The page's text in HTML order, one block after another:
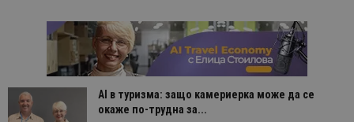
AI в туризма: защо камериерка може да се
окаже по-трудна за...